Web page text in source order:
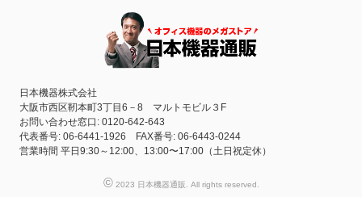
日本機器株式会社
大阪市西区靭本町3丁目6－8 マルトモビル３F
お問い合わせ窓口: 0120-642-643
代表番号: 06-6441-1926 FAX番号: 06-6443-0244
営業時間 平日9:30～12:00、13:00〜17:00（土日祝定休）
©2023 日本機器通販. All rights reserved.